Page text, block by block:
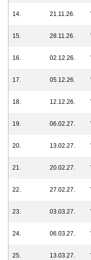
14. 21.11.26.
15. 28.11.26.
16. 02.12.26.
17. 05.12.26.
18. 12.12.26.
19. 06.02.27.
20. 13.02.27.
21. 20.02.27.
22. 27.02.27.
23. 03.03.27.
24. 06.03.27.
25. 13.03.27.